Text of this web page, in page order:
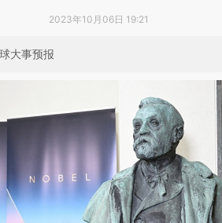
2023年10月06日 19:21
大事预报